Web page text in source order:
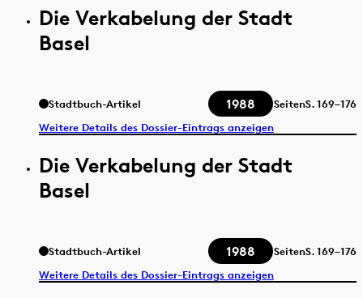
Die Verkabelung der Stadt
Basel
Stadtbuch-Artikel 1988 SeitenS.169–176
Weitere Details des Dossier-Eintrags anzeigen
Die Verkabelung der Stadt
Basel
Stadtbuch-Artikel 1988 SeitenS.169–176
Weitere Details des Dossier-Eintrags anzeigen